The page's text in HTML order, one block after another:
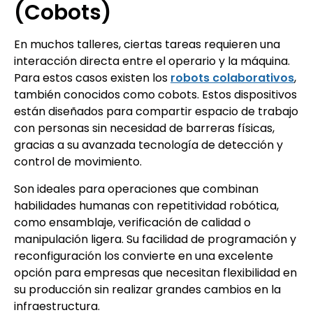
(Cobots)
En muchos talleres, ciertas tareas requieren una
interacción directa entre el operario y la máquina.
Para estos casos existen los robots colaborativos,
también conocidos como cobots. Estos dispositivos
están diseñados para compartir espacio de trabajo
con personas sin necesidad de barreras físicas,
gracias a su avanzada tecnología de detección y
control de movimiento.
Son ideales para operaciones que combinan
habilidades humanas con repetitividad robótica,
como ensamblaje, verificación de calidad o
manipulación ligera. Su facilidad de programación y
reconfiguración los convierte en una excelente
opción para empresas que necesitan flexibilidad en
su producción sin realizar grandes cambios en la
infraestructura.